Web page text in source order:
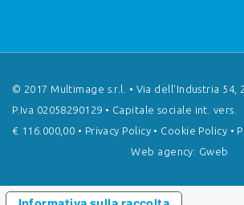
© 2017 Multimage s.r.l. • Via dell'Industria 54,
P.Iva 02058290129 • Capitale sociale int. vers.
€ 116.000,00 • Privacy Policy• Cookie Policy •
Web agency: Gweb